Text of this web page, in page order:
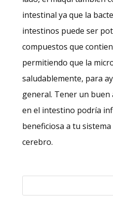
intestinal ya que la
intestinos puede ser
compuestos que
permitiendo que la
saludablemente, para
general. Tener un
en el intestino podría
beneficiosa a tu
cerebro.